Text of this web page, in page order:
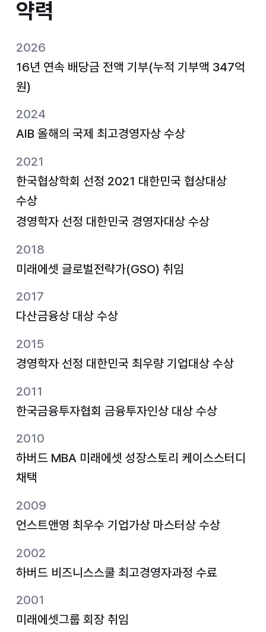
약력
2026
16년 연속 배당금 전액 기부(누적 기부액 347억
원)
2024
AIB 올해의 국제 최고경영자상 수상
2021
한국협상학회 선정 2021 대한민국 협상대상
수상
경영학자 선정 대한민국 경영자대상 수상
2018
미래에셋 글로벌전략가(GSO) 취임
2017
다산금융상 대상 수상
2015
경영학자 선정 대한민국 최우량 기업대상 수상
2011
한국금융투자협회 금융투자인상 대상 수상
2010
하버드 MBA 미래에셋 성장스토리 케이스스터디
채택
2009
언스트앤영 최우수 기업가상 마스터상 수상
2002
하버드 비즈니스스쿨 최고경영자과정 수료
2001
미래에셋그룹 회장 취임